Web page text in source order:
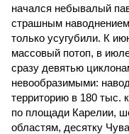
начался небывалый
страшным
только усугубили. К
массовый потоп, в
сразу девятью
невообразимыми:
территорию в 180 тыс.
по площади Карелии,
областям, десятку